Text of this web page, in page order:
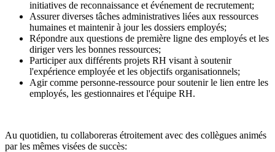
initiatives de reconnaissance et événement de recrutement;
Assurer diverses tâches administratives liées aux ressources
humaines et maintenir à jour les dossiers employés;
Répondre aux questions de première ligne des employés et les
diriger vers les bonnes ressources;
Participer aux différents projets RH visant à soutenir
l'expérience employée et les objectifs organisationnels;
Agir comme personne-ressource pour soutenir le lien entre les
employés, les gestionnaires et l'équipe RH.
Au quotidien, tu collaboreras étroitement avec des collègues animés
par les mêmes visées de succès: